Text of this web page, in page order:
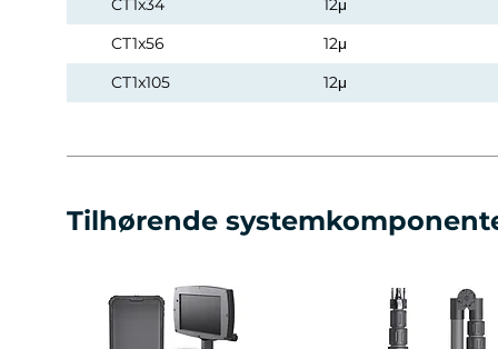
CT1x34
12μ
CT1x56
12μ
CT1x105
12μ
Tilhørende